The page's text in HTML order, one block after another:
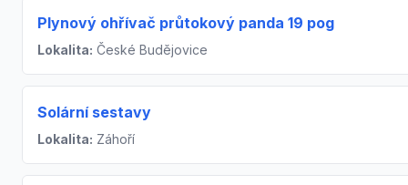
Plynový ohřívač průtokový panda 19 pog
Lokalita: České Budějovice
Solární sestavy
Lokalita: Záhoří